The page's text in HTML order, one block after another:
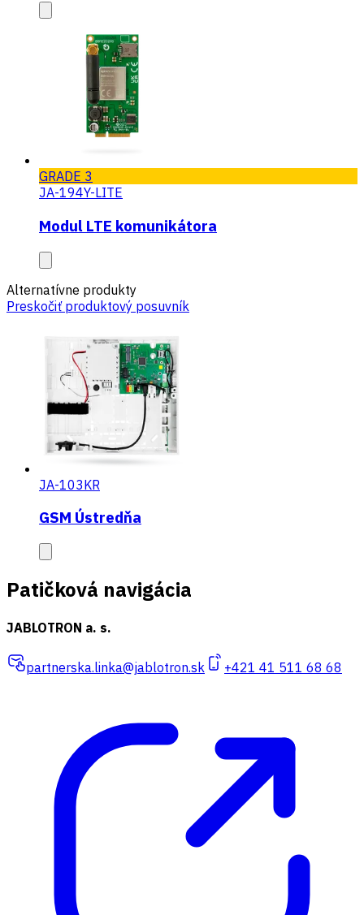
GRADE 3
JA-194Y-LITE
Modul LTE komunikátora
Alternatívne produkty
Preskočiť produktový posuvník
JA-103KR
GSM Ústredňa
Patičková navigácia
JABLOTRON a. s.
partnerska.linka@jablotron.sk +421 41 511 68 68